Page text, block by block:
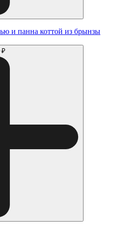
и панна коттой из брынзы
₽